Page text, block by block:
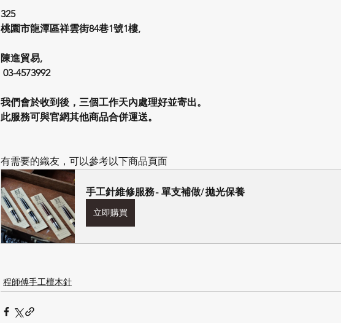
325
桃園市龍潭區祥雲街84巷1號1樓,
陳進貿易,
03-4573992
我們會於收到後，三個工作天內處理好並寄出。
此服務可與官網其他商品合併運送。
有需要的織友，可以參考以下商品頁面
手工針維修服務- 單支補做/ 拋光保養
立即購買
程師傅手工檀木針